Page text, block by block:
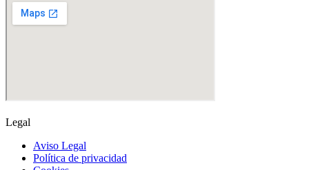
Legal
Aviso Legal
Política de privacidad